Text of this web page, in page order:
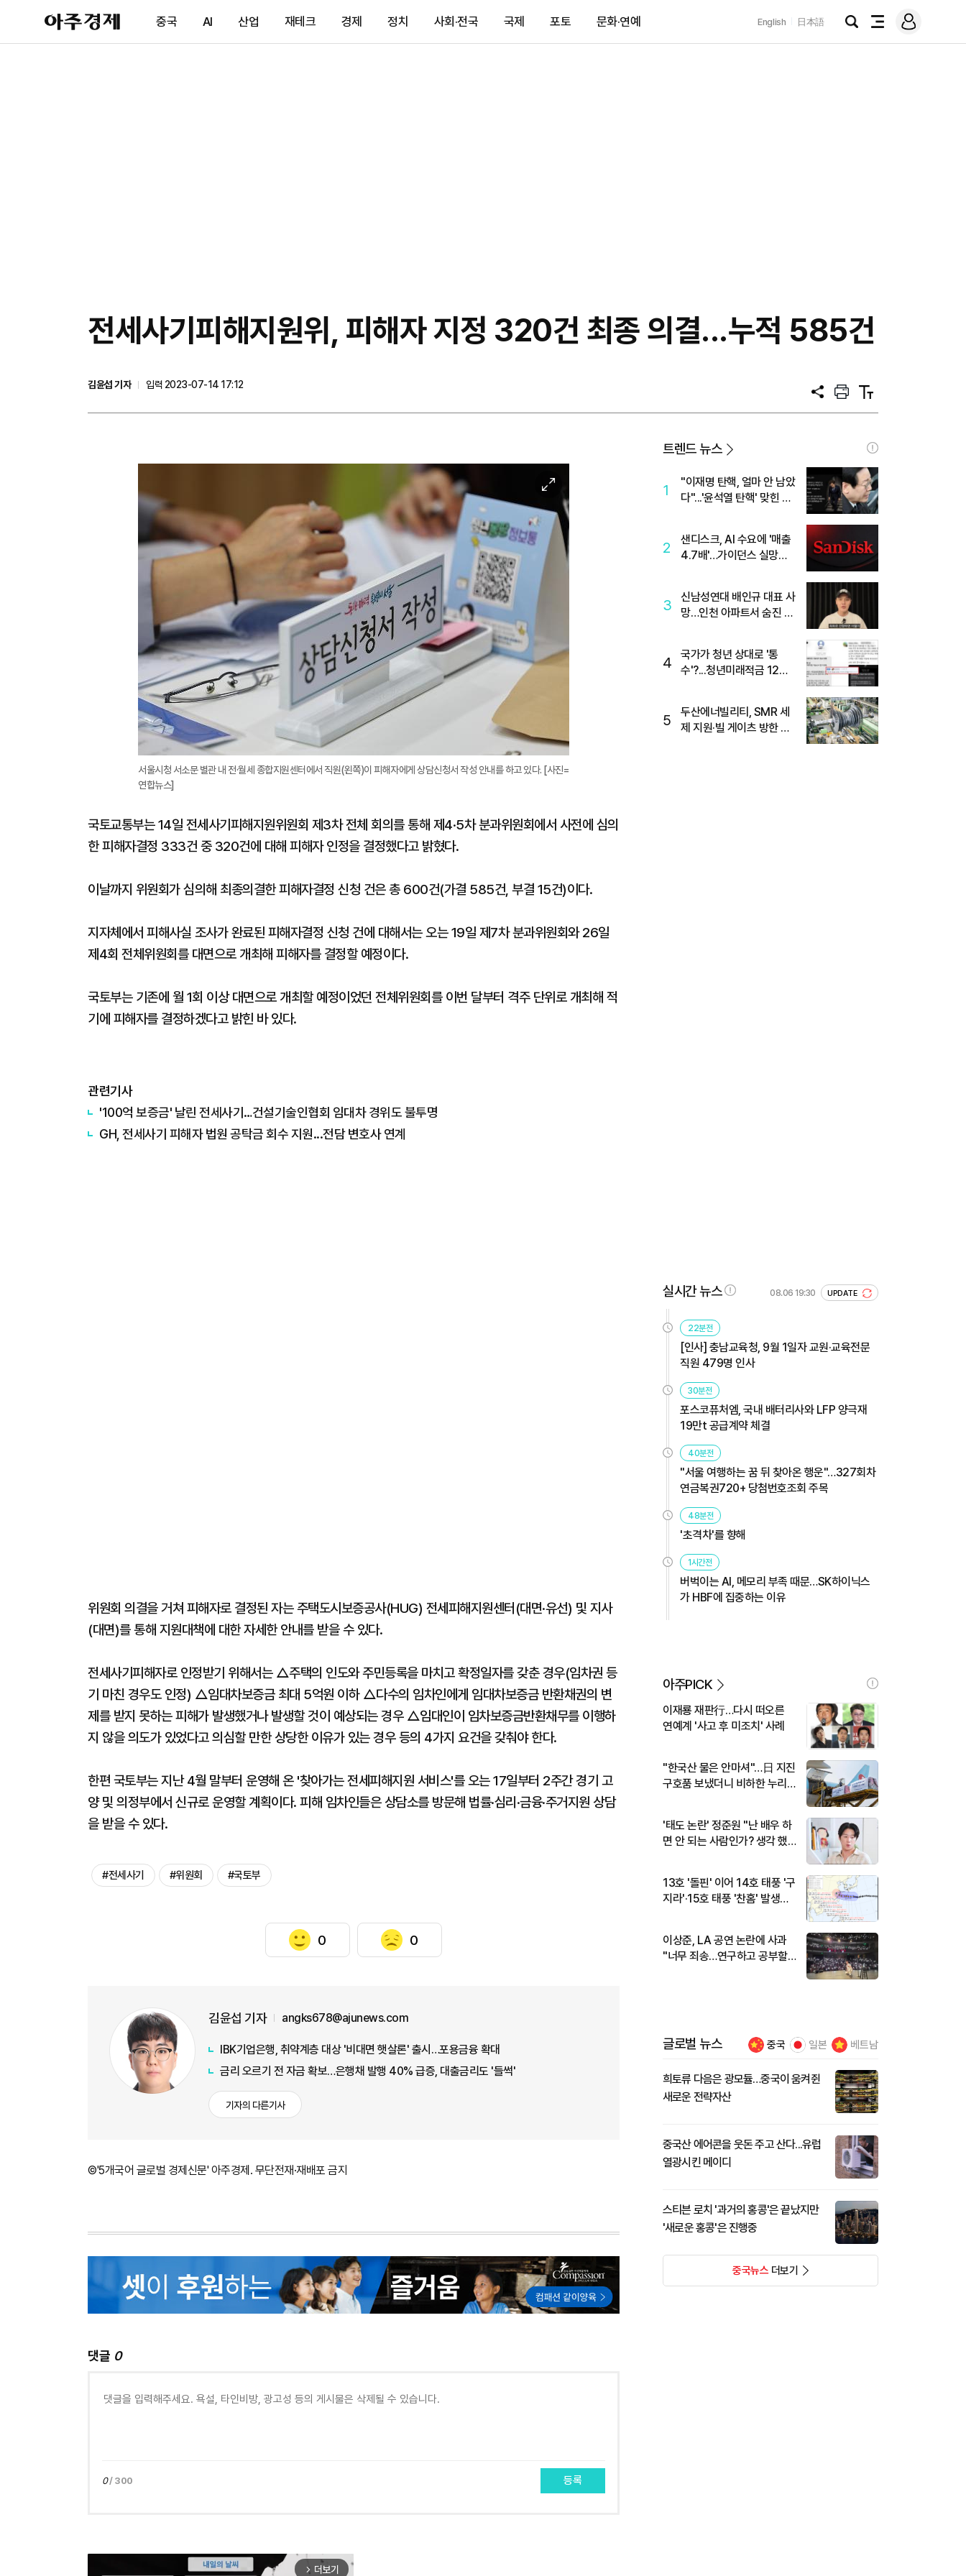
아
주
제
중국 AI 산업 재테크 경제 정치 사회·전국 국제 포토 문화·연예 English 日本語
검
전
메
그
전세사기피해지원위, 피해자 지정 320건 최종 의결...누적 585건
김윤섭 기자
입력 2023-07-14 17:12
공
프
트
텍
트
지
확
대
서울시청 서소문 별관 내 전·월세 종합지원센터에서 직원(왼쪽)이 피해자에게 상담신청서 작성 안내를 하고 있다. [사진=
연합뉴스]
국토교통부는 14일 전세사기피해지원위원회 제3차 전체 회의를 통해 제4·5차 분과위원회에서 사전에 심의
한 피해자결정 333건 중 320건에 대해 피해자 인정을 결정했다고 밝혔다.
이날까지 위원회가 심의해 최종의결한 피해자결정 신청 건은 총 600건(가결 585건, 부결 15건)이다.
지자체에서 피해사실 조사가 완료된 피해자결정 신청 건에 대해서는 오는 19일 제7차 분과위원회와 26일
제4회 전체위원회를 대면으로 개최해 피해자를 결정할 예정이다.
국토부는 기존에 월 1회 이상 대면으로 개최할 예정이었던 전체위원회를 이번 달부터 격주 단위로 개최해 적
기에 피해자를 결정하겠다고 밝힌 바 있다.
관련기사
'100억 보증금' 날린 전세사기…건설기술인협회 임대차 경위도 불투명
GH, 전세사기 피해자 법원 공탁금 회수 지원...전담 변호사 연계
위원회 의결을 거쳐 피해자로 결정된 자는 주택도시보증공사(HUG) 전세피해지원센터(대면·유선) 및 지사
(대면)를 통해 지원대책에 대한 자세한 안내를 받을 수 있다.
전세사기피해자로 인정받기 위해서는 △주택의 인도와 주민등록을 마치고 확정일자를 갖춘 경우(임차권 등
기 마친 경우도 인정) △임대차보증금 최대 5억원 이하 △다수의 임차인에게 임대차보증금 반환채권의 변
제를 받지 못하는 피해가 발생했거나 발생할 것이 예상되는 경우 △임대인이 임차보증금반환채무를 이행하
지 않을 의도가 있었다고 의심할 만한 상당한 이유가 있는 경우 등의 4가지 요건을 갖춰야 한다.
한편 국토부는 지난 4월 말부터 운영해 온 '찾아가는 전세피해지원 서비스'를 오는 17일부터 2주간 경기 고
양 및 의정부에서 신규로 운영할 계획이다. 피해 임차인들은 상담소를 방문해 법률·심리·금융·주거지원 상담
을 받을 수 있다.
#전세사기 #위원회 #국토부
0 0
김윤섭 기자 angks678@ajunews.com
IBK기업은행, 취약계층 대상 '비대면 햇살론' 출시…포용금융 확대
금리 오르기 전 자금 확보…은행채 발행 40% 급증, 대출금리도 '들썩'
기자의 다른기사
©'5개국어 글로벌 경제신문' 아주경제. 무단전재·재배포 금지
댓글 0
0/ 300 등록
arrow_forward_ios 더보기
트렌드 뉴스
1
"이재명 탄핵, 얼마 안 남았
다"...'윤석열 탄핵' 맞힌 무
2
샌디스크, AI 수요에 '매출
4.7배'…가이던스 실망에
3
신남성연대 배인규 대표 사
망…인천 아파트서 숨진 채
4
국가가 청년 상대로 '통
수'?...청년미래적금 12%
5
두산에너빌리티, SMR 세
제 지원·빌 게이츠 방한 기
실시간 뉴스 08.06 19:30 UPDATE
22분전
[인사] 충남교육청, 9월 1일자 교원·교육전문
직원 479명 인사
30분전
포스코퓨처엠, 국내 배터리사와 LFP 양극재
19만t 공급계약 체결
40분전
"서울 여행하는 꿈 뒤 찾아온 행운"…327회차
연금복권720+ 당첨번호조회 주목
48분전
'초격차'를 향해
1시간전
버벅이는 AI, 메모리 부족 때문…SK하이닉스
가 HBF에 집중하는 이유
아주PICK
이재룡 재판行…다시 떠오른
연예계 '사고 후 미조치' 사례
"한국산 물은 안마셔"…日 지진
구호품 보냈더니 비하한 누리
'태도 논란' 정준원 "난 배우 하
면 안 되는 사람인가? 생각 했
13호 '돌핀' 이어 14호 태풍 '구
지라'·15호 태풍 '찬홈' 발생…
이상준, LA 공연 논란에 사과
"너무 죄송…연구하고 공부할
글로벌 뉴스 중국 일본 베트남
희토류 다음은 광모듈…중국이 움켜쥔
새로운 전략자산
중국산 에어콘을 웃돈 주고 산다...유럽
열광시킨 메이디
스티븐 로치 '과거의 홍콩'은 끝났지만
'새로운 홍콩'은 진행중
중국뉴스더보기